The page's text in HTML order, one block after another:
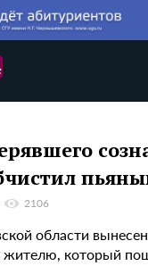
2106
области
жителю, который